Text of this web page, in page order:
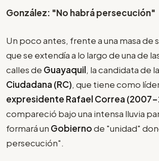
González: "No habrá persecución"
Un poco antes, frente a una masa de
que se extendía a lo largo de una de
calles de Guayaquil, la candidata de la
Ciudadana (RC), que tiene como
expresidente Rafael Correa (2007-
compareció bajo una intensa lluvia
formará un Gobiernode "unidad"
persecución".